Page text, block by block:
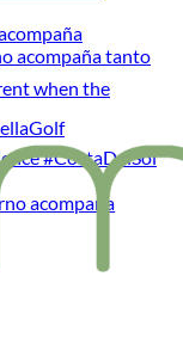
acompaña